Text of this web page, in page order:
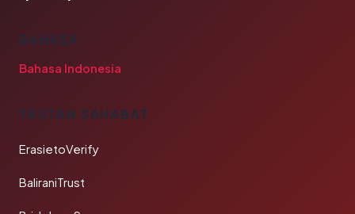
BAHASA
Bahasa Indonesia
TAUTAN SAHABAT
ErasietoVerify
BaliraniTrust